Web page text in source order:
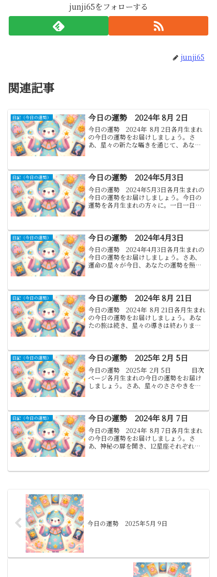
junji65をフォローする
junji65
関連記事
日記（今日の運勢） 今日の運勢 2024年 8月 2日
今日の運勢 2024年 8月 2日各月生まれ
の今日の運勢をお届けしましょう。さ
あ、星々の新たな囁きを通じて、あなた
方向を示します。これらの指針が、あな
たの一日を導く灯...
日記（今日の運勢） 今日の運勢 2024年5月3日
今日の運勢 2024年5月3日各月生まれの
今日の運勢をお届けしましょう。今日の
運勢を各月生まれの方々に。一日一日を
ごしください！新たなメッセージでお届
けいたします。1月...
日記（今日の運勢） 今日の運勢 2024年4月3日
今日の運勢 2024年4月3日各月生まれの
今日の運勢をお届けしましょう。さあ、
運命の星々が今日、あなたの運勢を照ら
して受け取ってください。1.山羊座:(12月
22日 - ...
日記（今日の運勢） 今日の運勢 2024年 8月 21日
今日の運勢 2024年 8月 21日各月生まれ
の今日の運勢をお届けしましょう。あな
たの旅は続き、星々の導きは終わりませ
か、さあ見てみましょう。1月.山羊座:(12
月22日...
日記（今日の運勢） 今日の運勢 2025年 2月 5日
今日の運勢 2025年 2月 5日 目次
ぺージ各月生まれの今日の運勢をお届け
しましょう。さあ、星々のささやきを通
日々にちょっとした魔法をもた...
日記（今日の運勢） 今日の運勢 2024年 8月 7日
今日の運勢 2024年 8月 7日各月生まれ
の今日の運勢をお届けしましょう。さ
あ、神秘の扉を開き、12星座それぞれの
のサインを加えて、運命の指針を示しま
今日の運勢 2025年5月 9日